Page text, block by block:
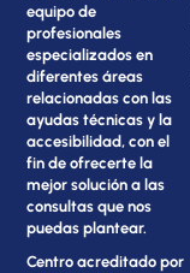
equipo de
profesionales
especializados en
diferentes áreas
relacionadas con las
ayudas técnicas y la
accesibilidad, con el
fin de ofrecerte la
mejor solución a las
consultas que nos
puedas plantear.
Centro acreditado por